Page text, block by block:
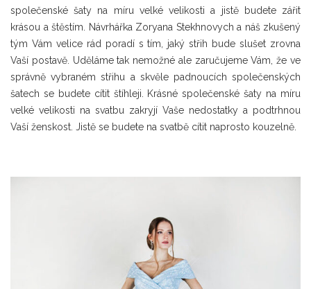
společenské šaty na míru velké velikosti a jistě budete zářit
krásou a štěstím. Návrhářka Zoryana Stekhnovych a náš zkušený
tým Vám velice rád poradí s tím, jaký střih bude slušet zrovna
Vaší postavě. Uděláme tak nemožné ale zaručujeme Vám, že ve
správně vybraném střihu a skvěle padnoucích společenských
šatech se budete cítit štíhleji. Krásné společenské šaty na míru
velké velikosti na svatbu zakryjí Vaše nedostatky a podtrhnou
Vaší ženskost. Jistě se budete na svatbě cítit naprosto kouzelně.